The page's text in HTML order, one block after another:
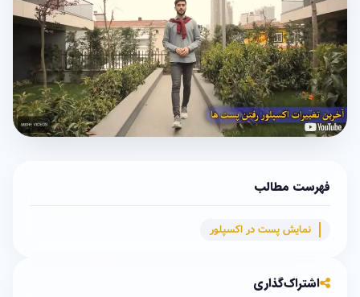
فهرست مطالب
نمایش پست در اکسپلور
اشتراک‌گذاری